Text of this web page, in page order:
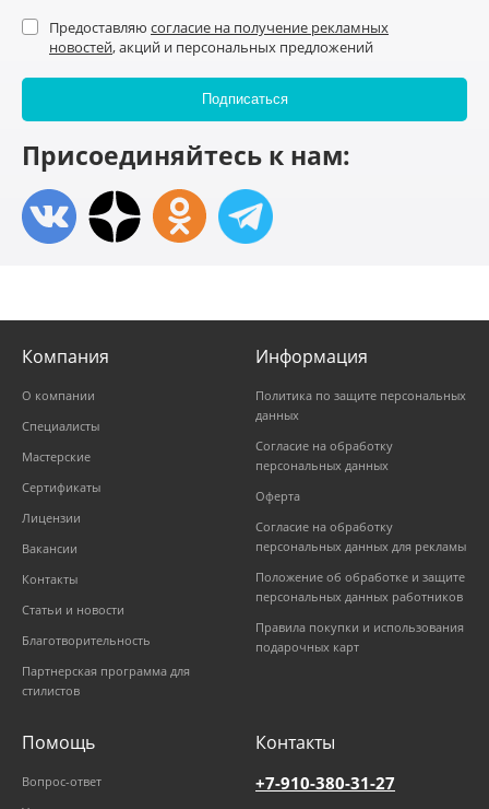
Предоставляю согласие на получение рекламных
новостей, акций и персональных предложений
Присоединяйтесь к нам:
Компания
О компании
Специалисты
Мастерские
Сертификаты
Лицензии
Вакансии
Контакты
Статьи и новости
Благотворительность
Партнерская программа для
стилистов
Информация
Политика по защите персональных
данных
Согласие на обработку
персональных данных
Оферта
Согласие на обработку
персональных данных для рекламы
Положение об обработке и защите
персональных данных работников
Правила покупки и использования
подарочных карт
Помощь
Вопрос-ответ
Контакты
+7-910-380-31-27